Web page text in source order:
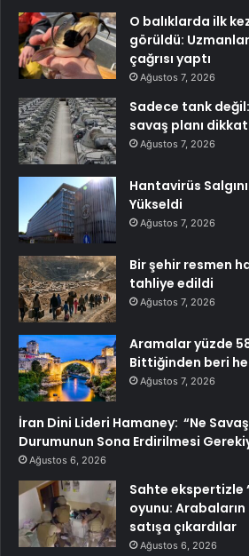
O balıklarda ilk
görüldü:
çağrısı yaptı
Ağustos 7, 2026
Sadece tank
savaş planı
Ağustos 7, 2026
Hantavirüs
Yükseldi
Ağustos 7, 2026
Bir şehir resmen
tahliye edildi
Ağustos 7, 2026
Aramalar yüzde
Bittiğinden beri
Ağustos 7, 2026
İran Dini Lideri Hamaney: “Ne Savaş
Durumunun Sona Erdirilmesi
Ağustos 6, 2026
Sahte ekspertizle
oyunu:
satışa çıkardılar
Ağustos 6, 2026